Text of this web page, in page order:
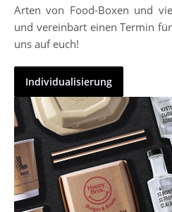
Arten von Food-Boxen und
und vereinbart einen Termin
uns auf euch!
Individualisierung